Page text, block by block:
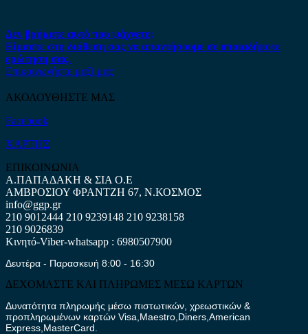
Δεν βρήκατε αυτό που ψάχνετε;
Είμαστε στη διάθεση σας να απαντήσουμε σε οποιαδήποτε
ερώτηση σας.
Επικοινωνήστε μαζί μας
ΑΚΟΛΟΥΘΗΣΤΕ ΜΑΣ
Facebook
ΧΑΡΤΗΣ
ΕΠΙΚΟΙΝΩΝΙΑ
Α.ΠΑΠΑΔΑΚΗ & ΣΙΑ Ο.Ε
ΑΜΒΡΟΣΙΟΥ ΦΡΑΝΤΖΗ 67, Ν.ΚΟΣΜΟΣ
info@ggp.gr
210 9012444 210 9239148 210 9238158
210 9026839
Κινητό-Viber-whatsapp : 6980507900
Δευτέρα - Παρασκευή 8:00 - 16:30
ΔΕΧΟΜΑΣΤΕ ΚΑΙ ΠΛΗΡΩΜΕΣ ΜΕΣΩ ΚΑΡΤΩΝ
Δυνατότητα πληρωμής μέσω πιστωτικών, χρεωστικών &
προπληρωμένων καρτών Visa,Maestro,Diners,American
Express,MasterCard.